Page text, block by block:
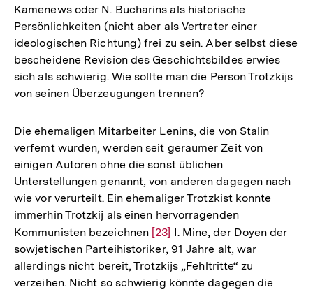
Kamenews oder N. Bucharins als historische
Persönlichkeiten (nicht aber als Vertreter einer
ideologischen Richtung) frei zu sein. Aber selbst diese
bescheidene Revision des Geschichtsbildes erwies
sich als schwierig. Wie sollte man die Person Trotzkijs
von seinen Überzeugungen trennen?
Die ehemaligen Mitarbeiter Lenins, die von Stalin
verfemt wurden, werden seit geraumer Zeit von
einigen Autoren ohne die sonst üblichen
Unterstellungen genannt, von anderen dagegen nach
wie vor verurteilt. Ein ehemaliger Trotzkist konnte
immerhin Trotzkij als einen hervorragenden
Kommunisten bezeichnen Zur
Auflösung
der
Fußnote
[23] I. Mine, der Doyen der
sowjetischen Parteihistoriker, 91 Jahre alt, war
allerdings nicht bereit, Trotzkijs „Fehltritte“ zu
verzeihen. Nicht so schwierig könnte dagegen die